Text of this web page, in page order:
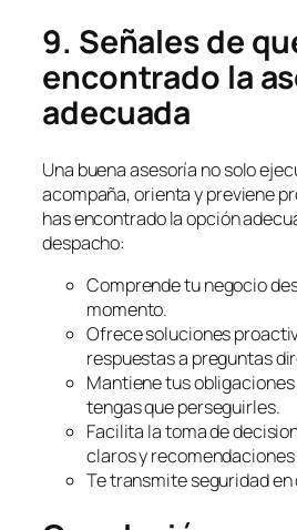
9. Señales de
encontrado la
adecuada
Una buena asesoría no solo
acompaña, orienta y previene
has encontrado la opción
despacho:
Comprende tu negocio
momento.
Ofrece soluciones
respuestas a preguntas
Mantiene tus obligaciones
tengas que perseguirles.
Facilita la toma de
claros y
Te transmite seguridad en